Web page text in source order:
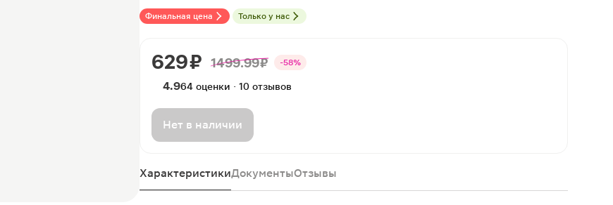
Финальная цена Только у нас
629 ₽ 1499.99 ₽ -58%
4.964 оценки · 10 отзывов
Нет в наличии
ХарактеристикиДокументыОтзывы